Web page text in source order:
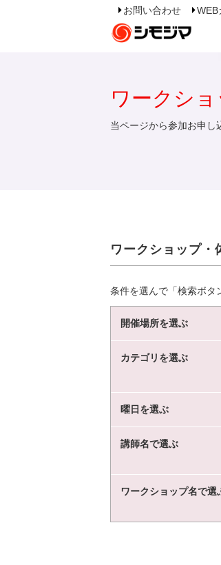
お問い合わせ WEB
ワークシ
当ページから参加お申し
ワークショップ・
条件を選んで「検索ボタ
開催場所を選ぶ
カテゴリを選ぶ
曜日を選ぶ
講師名で選ぶ
ワークショップ名で選